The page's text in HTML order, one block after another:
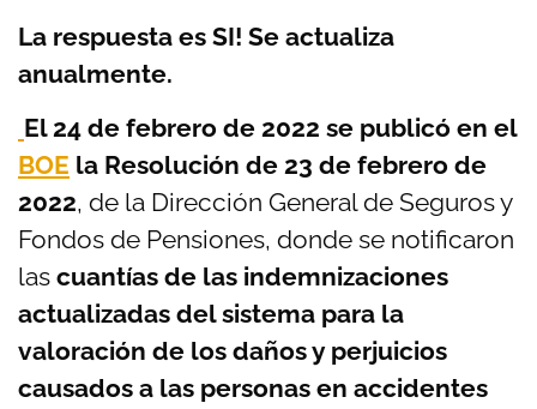
La respuesta es SI! Se actualiza
anualmente.
El 24 de febrero de 2022 se publicó en el
BOE la Resolución de 23 de febrero de
2022, de la Dirección General de Seguros y
Fondos de Pensiones, donde se notificaron
las cuantías de las indemnizaciones
actualizadas del sistema para la
valoración de los daños y perjuicios
causados a las personas en accidentes